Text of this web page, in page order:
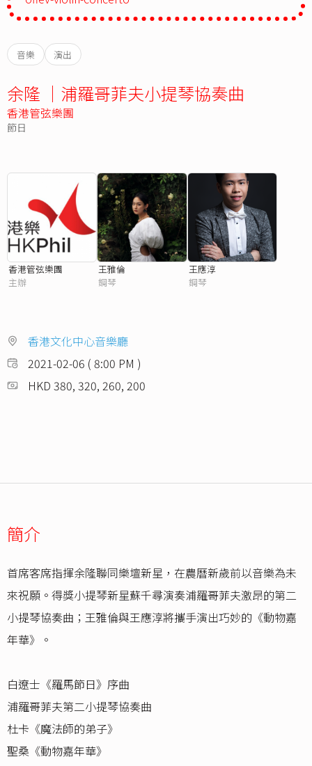
音樂 演出
余隆 ｜浦羅哥菲夫小提琴協奏曲
香港管弦樂團
節日
香港管弦樂團
主辦
王雅倫
鋼琴
王應淳
鋼琴
香港文化中心音樂廳
2021-02-06 ( 8:00 PM )
HKD 380, 320, 260, 200
簡介
首席客席指揮余隆聯同樂壇新星，在農曆新歲前以音樂為未
來祝願。得獎小提琴新星蘇千尋演奏浦羅哥菲夫激昂的第二
小提琴協奏曲；王雅倫與王應淳將攜手演出巧妙的《動物嘉
年華》。
白遼士《羅馬節日》序曲
浦羅哥菲夫第二小提琴協奏曲
杜卡《魔法師的弟子》
聖桑《動物嘉年華》